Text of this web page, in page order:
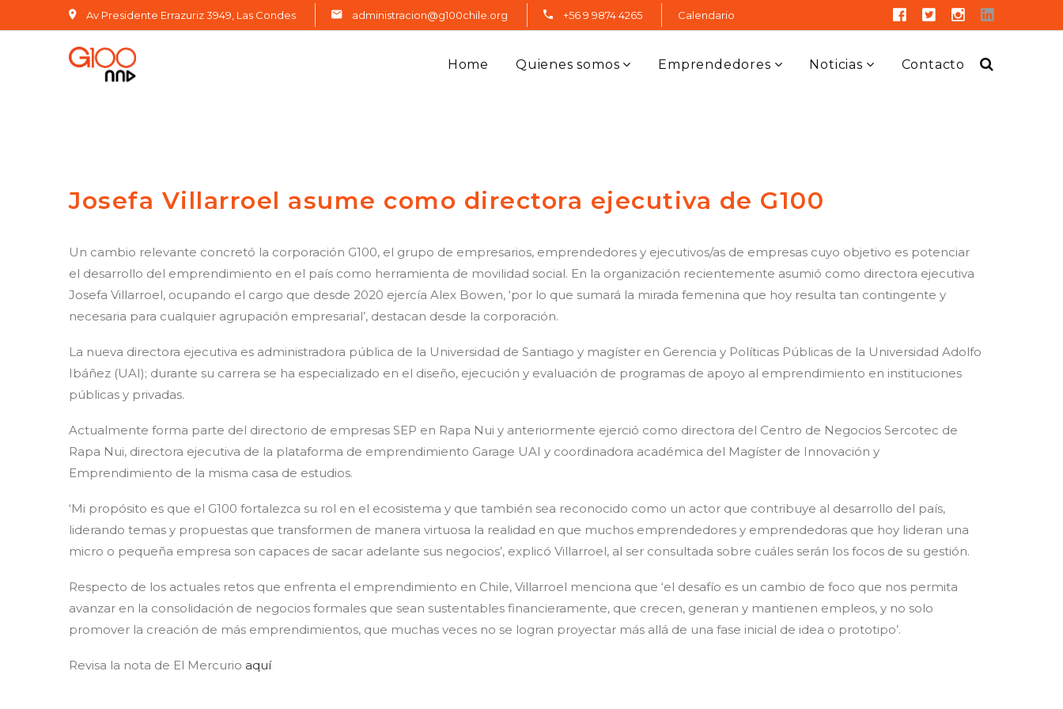
Av Presidente Errazuriz 3949, Las Condes administracion@g100chile.org +56 9 9874 4265 Calendario
Home Quienes somos Emprendedores Noticias Contacto
Josefa Villarroel asume como directora ejecutiva de G100
Un cambio relevante concretó la corporación G100, el grupo de empresarios, emprendedores y ejecutivos/as de empresas cuyo objetivo es potenciar
el desarrollo del emprendimiento en el país como herramienta de movilidad social. En la organización recientemente asumió como directora ejecutiva
Josefa Villarroel, ocupando el cargo que desde 2020 ejercía Alex Bowen, ‘por lo que sumará la mirada femenina que hoy resulta tan contingente y
necesaria para cualquier agrupación empresarial’, destacan desde la corporación.
La nueva directora ejecutiva es administradora pública de la Universidad de Santiago y magíster en Gerencia y Políticas Públicas de la Universidad Adolfo
Ibáñez (UAI); durante su carrera se ha especializado en el diseño, ejecución y evaluación de programas de apoyo al emprendimiento en instituciones
públicas y privadas.
Actualmente forma parte del directorio de empresas SEP en Rapa Nui y anteriormente ejerció como directora del Centro de Negocios Sercotec de
Rapa Nui, directora ejecutiva de la plataforma de emprendimiento Garage UAI y coordinadora académica del Magíster de Innovación y
Emprendimiento de la misma casa de estudios.
‘Mi propósito es que el G100 fortalezca su rol en el ecosistema y que también sea reconocido como un actor que contribuye al desarrollo del país,
liderando temas y propuestas que transformen de manera virtuosa la realidad en que muchos emprendedores y emprendedoras que hoy lideran una
micro o pequeña empresa son capaces de sacar adelante sus negocios’, explicó Villarroel, al ser consultada sobre cuáles serán los focos de su gestión.
Respecto de los actuales retos que enfrenta el emprendimiento en Chile, Villarroel menciona que ‘el desafío es un cambio de foco que nos permita
avanzar en la consolidación de negocios formales que sean sustentables financieramente, que crecen, generan y mantienen empleos, y no solo
promover la creación de más emprendimientos, que muchas veces no se logran proyectar más allá de una fase inicial de idea o prototipo’.
Revisa la nota de El Mercurio aquí